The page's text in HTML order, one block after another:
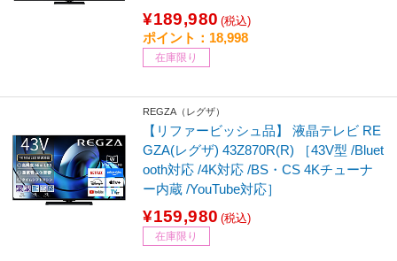
¥189,980 (税込)
ポイント：18,998
在庫限り
REGZA（レグザ）
【リファービッシュ品】 液晶テレビ RE
GZA(レグザ) 43Z870R(R) ［43V型 /Bluet
ooth対応 /4K対応 /BS・CS 4Kチューナ
ー内蔵 /YouTube対応］
¥159,980 (税込)
在庫限り